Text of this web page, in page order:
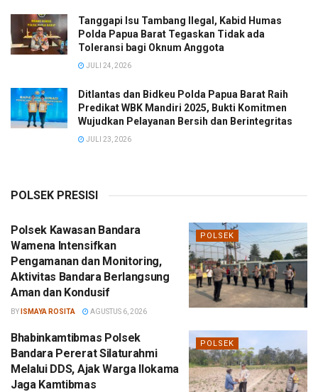
Tanggapi Isu Tambang Ilegal, Kabid Humas
Polda Papua Barat Tegaskan Tidak ada
Toleransi bagi Oknum Anggota
JULI 24, 2026
Ditlantas dan Bidkeu Polda Papua Barat Raih
Predikat WBK Mandiri 2025, Bukti Komitmen
Wujudkan Pelayanan Bersih dan Berintegritas
JULI 23, 2026
POLSEK PRESISI
POLSEK
Polsek Kawasan Bandara
Wamena Intensifkan
Pengamanan dan Monitoring,
Aktivitas Bandara Berlangsung
Aman dan Kondusif
BY ISMAYA ROSITA AGUSTUS 6, 2026
POLSEK
Bhabinkamtibmas Polsek
Bandara Pererat Silaturahmi
Melalui DDS, Ajak Warga Ilokama
Jaga Kamtibmas